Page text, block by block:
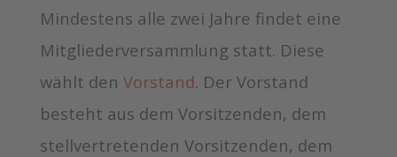
Mindestens alle zwei Jahre findet eine
Mitgliederversammlung statt. Diese
wählt den Vorstand. Der Vorstand
besteht aus dem Vorsitzenden, dem
stellvertretenden Vorsitzenden, dem